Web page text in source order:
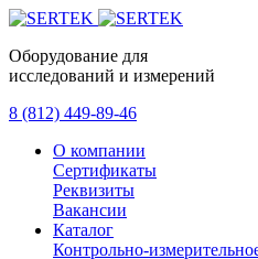
Оборудование для
исследований и измерений
8 (812) 449-89-46
О компании
Сертификаты
Реквизиты
Вакансии
Каталог
Контрольно-